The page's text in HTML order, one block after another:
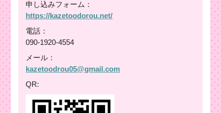
申し込みフォーム：
https://kazetoodorou.net/
電話：
090-1920-4554
メール：
kazetoodrou05@gmail.com
QR: